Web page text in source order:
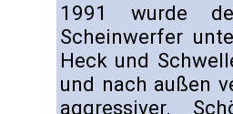
1991 wurde
Scheinwerfer
Heck und
und nach außen
aggressiver.